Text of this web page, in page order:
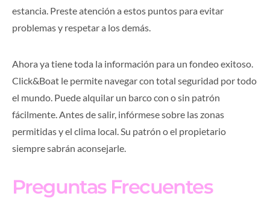
estancia. Preste atención a estos puntos para evitar
problemas y respetar a los demás.
Ahora ya tiene toda la información para un fondeo exitoso.
Click&Boat le permite navegar con total seguridad por todo
el mundo. Puede alquilar un barco con o sin patrón
fácilmente. Antes de salir, infórmese sobre las zonas
permitidas y el clima local. Su patrón o el propietario
siempre sabrán aconsejarle.
Preguntas Frecuentes